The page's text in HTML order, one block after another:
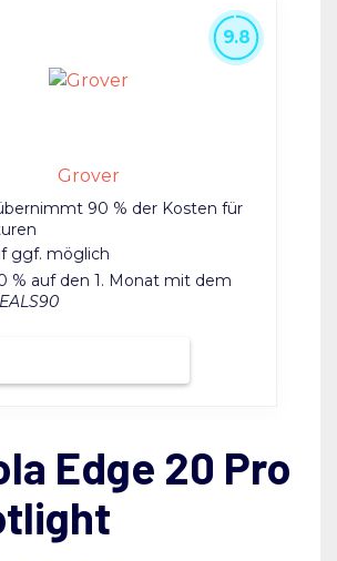
Grover
90 % der Kosten für
ggf. möglich
% auf den 1. Monat mit dem
9.8
Edge 20 Pro